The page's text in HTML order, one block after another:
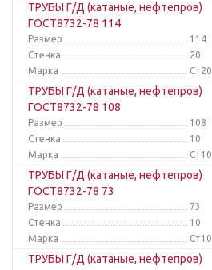
ТРУБЫ Г/Д (катаные, нефтепров)
ГОСТ8732-78 114
Размер
114
Стенка
20
Марка
Ст20
ТРУБЫ Г/Д (катаные, нефтепров)
ГОСТ8732-78 108
Размер
108
Стенка
10
Марка
Ст10
ТРУБЫ Г/Д (катаные, нефтепров)
ГОСТ8732-78 73
Размер
73
Стенка
10
Марка
Ст10
ТРУБЫ Г/Д (катаные, нефтепров)